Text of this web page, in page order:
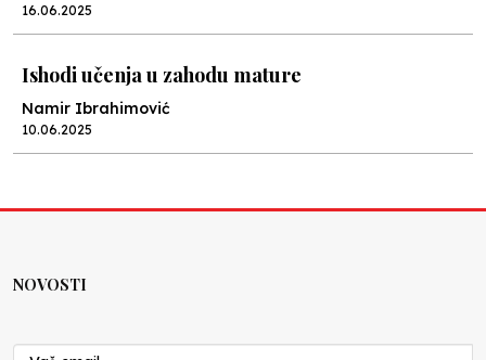
16.06.2025
Ishodi učenja u zahodu mature
Namir Ibrahimović
10.06.2025
Nenad Veličković
NOVOSTI